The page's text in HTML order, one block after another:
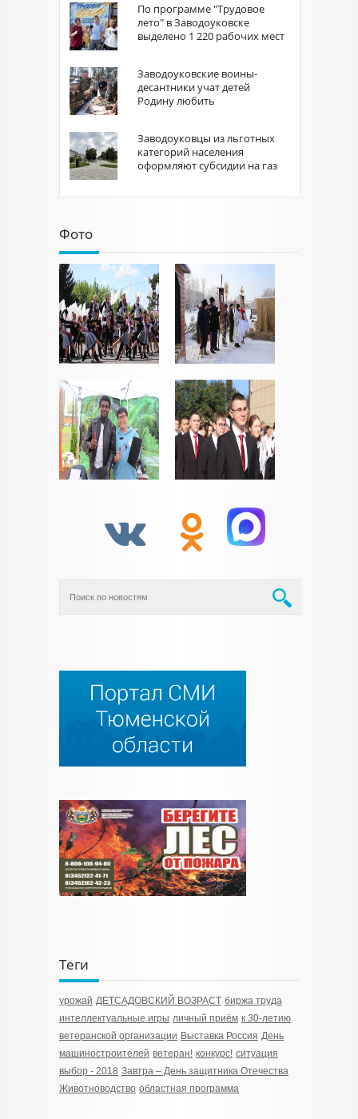
По программе "Трудовое
лето" в Заводоуковске
выделено 1 220 рабочих мест
Заводоуковские воины-
десантники учат детей
Родину любить
Заводоуковцы из льготных
категорий населения
оформляют субсидии на газ
Фото
Теги
урожай ДЕТСАДОВСКИЙ ВОЗРАСТ биржа труда
интеллектуальные игры личный приём к 30-летию
ветеранской организации Выставка Россия День
машиностроителей ветеран! конкурс! ситуация
выбор - 2018 Завтра – День защитника Отечества
Животноводство областная программа